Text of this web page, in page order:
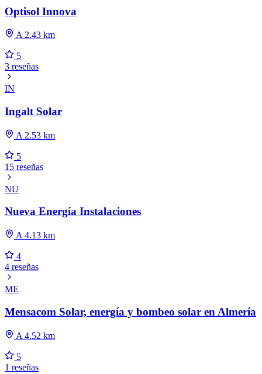
Optisol Innova
A 2.43 km
5
3 reseñas
IN
Ingalt Solar
A 2.53 km
5
15 reseñas
NU
Nueva Energía Instalaciones
A 4.13 km
4
4 reseñas
ME
Mensacom Solar, energía y bombeo solar en Almería
A 4.52 km
5
1 reseñas